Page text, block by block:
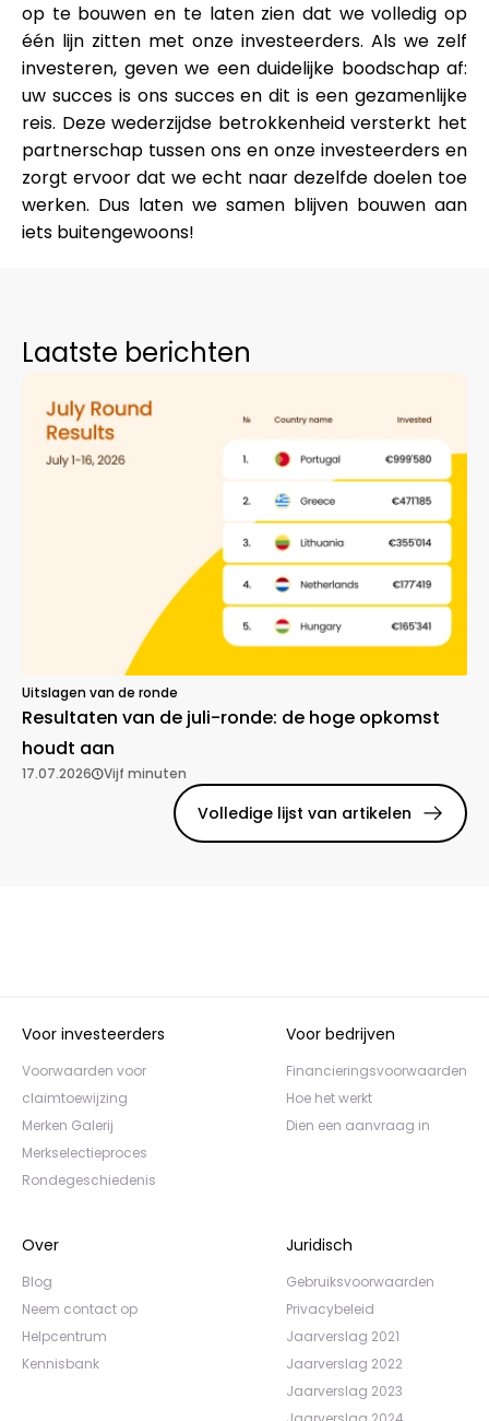
Mijn Account
Financiering krijgen
+372 712 2955
op te bouwen en te laten zien dat we volledig op
één lijn zitten met onze investeerders. Als we zelf
investeren, geven we een duidelijke boodschap af:
uw succes is ons succes en dit is een gezamenlijke
reis. Deze wederzijdse betrokkenheid versterkt het
partnerschap tussen ons en onze investeerders en
zorgt ervoor dat we echt naar dezelfde doelen toe
werken. Dus laten we samen blijven bouwen aan
iets buitengewoons!
Laatste berichten
Uitslagen van de ronde
Resultaten van de juli-ronde: de hoge opkomst
houdt aan
17.07.2026 Vijf minuten
Volledige lijst van artikelen
Voor investeerders
Voorwaarden voor
claimtoewijzing
Merken Galerij
Merkselectieproces
Rondegeschiedenis
Voor bedrijven
Financieringsvoorwaarden
Hoe het werkt
Dien een aanvraag in
Over
Blog
Neem contact op
Helpcentrum
Kennisbank
Juridisch
Gebruiksvoorwaarden
Privacybeleid
Jaarverslag 2021
Jaarverslag 2022
Jaarverslag 2023